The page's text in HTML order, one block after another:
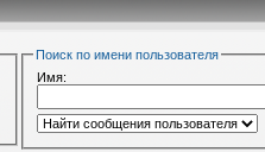
Поиск по имени пользователя
Имя: